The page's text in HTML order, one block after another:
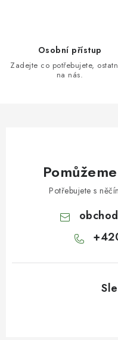
Osobní přístup
Zadejte co potřebujete,
na nás.
Potřebujete s
obchod